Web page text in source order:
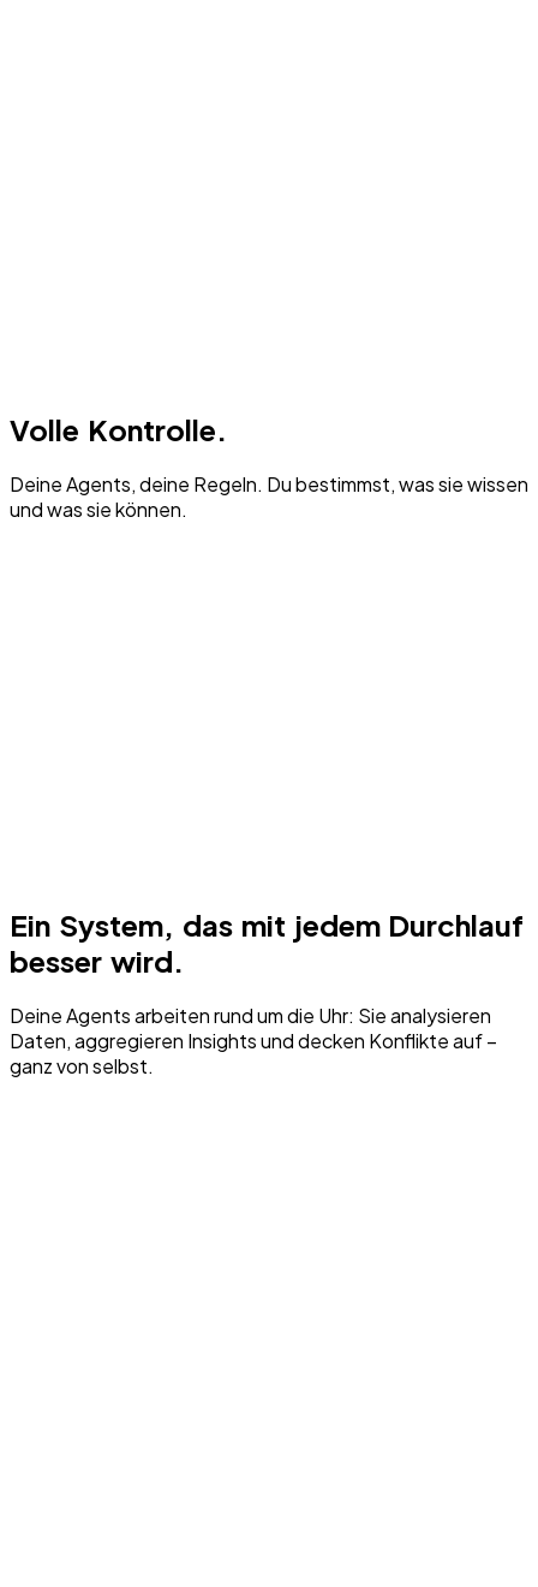
Volle Kontrolle.
Deine Agents, deine Regeln. Du bestimmst, was sie wissen
und was sie können.
Ein System, das mit jedem Durchlauf
besser wird.
Deine Agents arbeiten rund um die Uhr: Sie analysieren
Daten, aggregieren Insights und decken Konflikte auf –
ganz von selbst.